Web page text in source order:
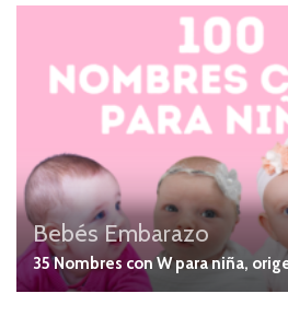
Bebés Embarazo
35 Nombres con W para niña,